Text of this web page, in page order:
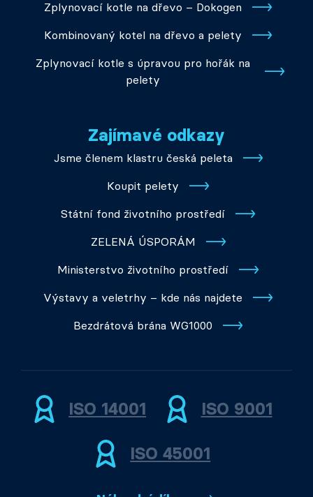
Zplynovací kotle na dřevo – Dokogen
Kombinovaný kotel na dřevo a pelety
Zplynovací kotle s úpravou pro hořák na
pelety
Zajímavé odkazy
Jsme členem klastru česká peleta
Koupit pelety
Státní fond životního prostředí
ZELENÁ ÚSPORÁM
Ministerstvo životního prostředí
Výstavy a veletrhy – kde nás najdete
Bezdrátová brána WG1000
ISO 14001 ISO 9001
ISO 45001